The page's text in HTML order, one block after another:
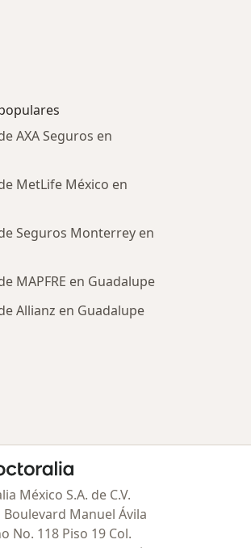
AXA Seguros en
MetLife México en
Seguros Monterrey en
MAPFRE en Guadalupe
Allianz en Guadalupe
Página de inicio
México S.A. de C.V.
Boulevard Manuel Ávila
No. 118 Piso 19 Col.